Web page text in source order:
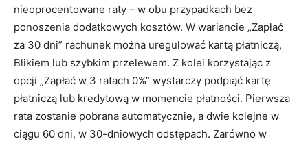
nieoprocentowane raty – w obu przypadkach bez
ponoszenia dodatkowych kosztów. W wariancie „Zapłać
za 30 dni” rachunek można uregulować kartą płatniczą,
Blikiem lub szybkim przelewem. Z kolei korzystając z
opcji „Zapłać w 3 ratach 0%” wystarczy podpiąć kartę
płatniczą lub kredytową w momencie płatności. Pierwsza
rata zostanie pobrana automatycznie, a dwie kolejne w
ciągu 60 dni, w 30-dniowych odstępach. Zarówno w